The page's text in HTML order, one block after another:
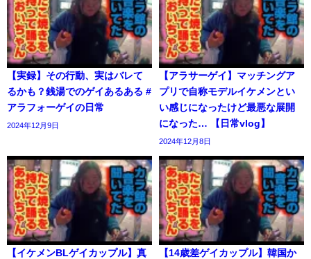
【実録】その行動、実はバレて
るかも？銭湯でのゲイあるある #
アラフォーゲイの日常
2024年12月9日
【アラサーゲイ】マッチングア
プリで自称モデルイケメンとい
い感じになったけど最悪な展開
になった… 【日常vlog】
2024年12月8日
【イケメンBLゲイカップル】真
【14歳差ゲイカップル】韓国か